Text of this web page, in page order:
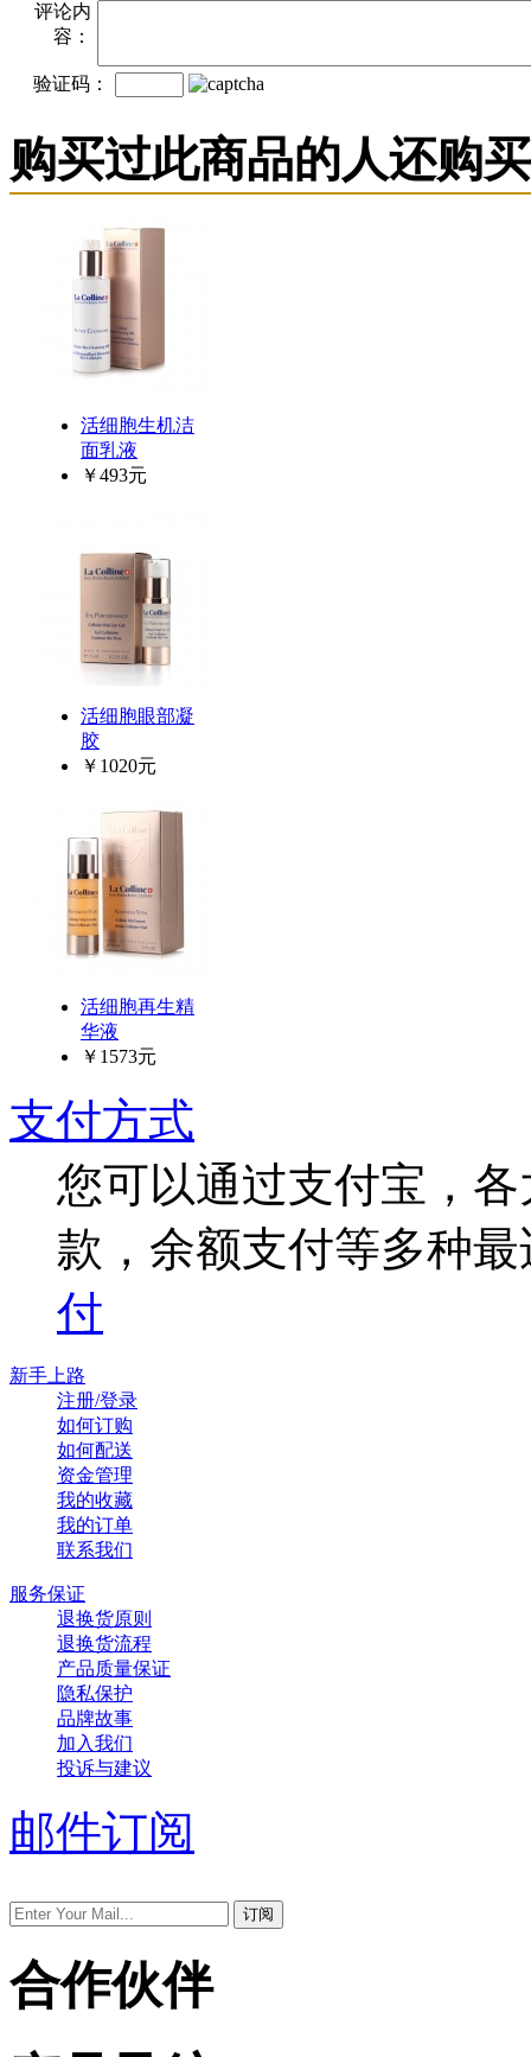
评论内
容：
验证码：
购买过此商品的人还购
活细胞生机洁
面乳液
￥493元
活细胞眼部凝
胶
￥1020元
活细胞再生精
华液
￥1573元
支付方式
您可以通过支付宝，
款，余额支付等多种
付
新手上路
注册/登录
如何订购
如何配送
资金管理
我的收藏
我的订单
联系我们
服务保证
退换货原则
退换货流程
产品质量保证
隐私保护
品牌故事
加入我们
投诉与建议
邮件订阅
合作伙伴